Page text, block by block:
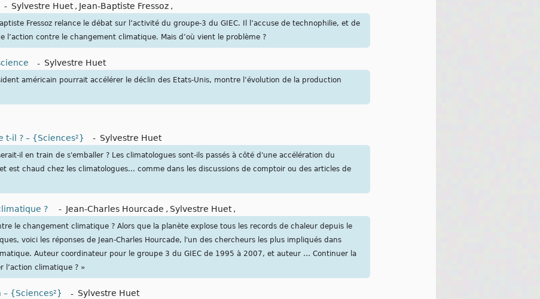
- Sylvestre Huet , Jean-Baptiste Fressoz ,
Fressoz relance le débat sur l’activité du groupe-3 du GIEC. Il l’accuse de technophilie, et de
l’action contre le changement climatique. Mais d’où vient le problème ?
- Sylvestre Huet
américain pourrait accélérer le déclin des Etats-Unis, montre l’évolution de la production
t-il ? – {Sciences²}
- Sylvestre Huet
il en train de s'emballer ? Les climatologues sont-ils passés à côté d'une accélération du
est chaud chez les climatologues... comme dans les discussions de comptoir ou des articles de
? - Jean-Charles Hourcade , Sylvestre Huet ,
le changement climatique ? Alors que la planète explose tous les records de chaleur depuis le
voici les réponses de Jean-Charles Hourcade, l'un des chercheurs les plus impliqués dans
Auteur coordinateur pour le groupe 3 du GIEC de 1995 à 2007, et auteur … Continuer la
l’action climatique ? »
– {Sciences²} - Sylvestre Huet